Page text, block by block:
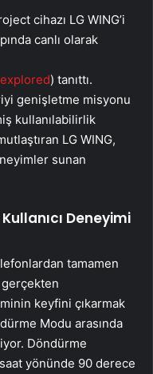
cihazı LG WING’i
canlı olarak
) tanıttı.
genişletme misyonu
kullanılabilirlik
LG WING,
sunan
Deneyimi
tamamen
gerçekten
keyfini çıkarmak
Modu arasında
Döndürme
yönünde 90 derece